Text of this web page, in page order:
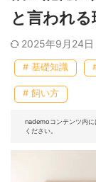
と言われる
2025年9月24日
# 基礎知識
# 飼い方
nademoコンテンツ内に
ください。